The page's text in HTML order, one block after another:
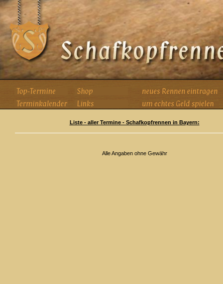
Liste - aller Termine - Schafkopfrennen in Bayern:
Alle Angaben ohne Gewähr